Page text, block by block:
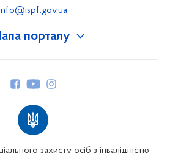
порталу
захисту осіб з інвалідністю